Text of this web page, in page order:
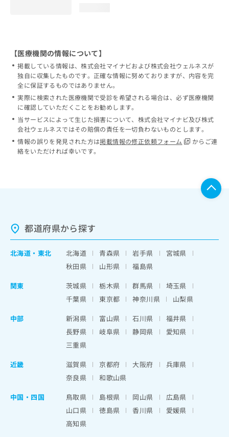
【医療機関の情報について】
掲載している情報は、株式会社マイナビおよび株式会社ウェルネスが
独自に収集したものです。正確な情報に努めておりますが、内容を完
全に保証するものではありません。
実際に検索された医療機関で受診を希望される場合は、必ず医療機関
に確認していただくことをお勧めします。
当サービスによって生じた損害について、株式会社マイナビ及び株式
会社ウェルネスではその賠償の責任を一切負わないものとします。
情報の誤りを発見された方は掲載情報の修正依頼フォーム
からご連
絡をいただければ幸いです。
都道府県から探す
北海道 ・ 東北 北海道 青森県 岩手県
宮城県
秋田県
山形県
福島県
関東
茨城県 栃木県 群馬県
埼玉県
千葉県
東京都 神奈川県
山梨県
中部
新潟県 富山県 石川県
福井県
長野県
岐阜県 静岡県
愛知県
三重県
近畿
滋賀県 京都府 大阪府
兵庫県
奈良県
和歌山県
中国・四国
鳥取県 島根県 岡山県
広島県
山口県
徳島県 香川県
愛媛県
高知県